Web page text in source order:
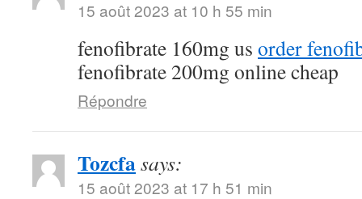
15 août 2023 at 10 h 55 min
fenofibrate 160mg us order
fenofibrate 200mg online cheap
Répondre
Tozcfasays:
15 août 2023 at 17 h 51 min